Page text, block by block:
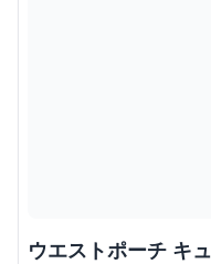
ウエストポーチ キ